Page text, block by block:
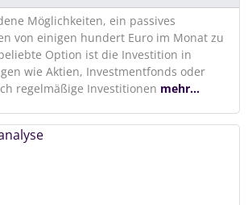
Möglichkeiten, ein passives
von einigen hundert Euro im Monat zu
Option ist die Investition in
wie Aktien, Investmentfonds oder
regelmäßige Investitionen mehr...